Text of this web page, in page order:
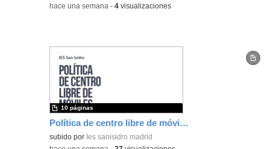
-hace una semana -4 visualizaciones
Política de centro libre de móviles
subido por Ies sanisidro madrid
10 páginas